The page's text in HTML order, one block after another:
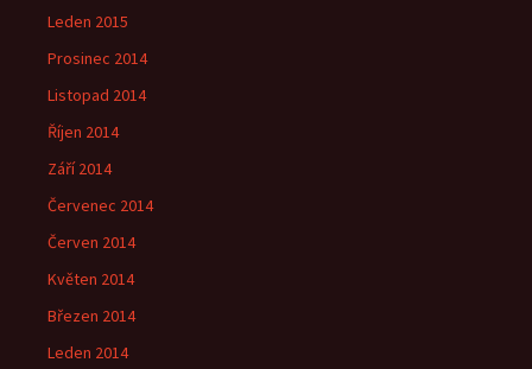
Leden 2015
Prosinec 2014
Listopad 2014
Říjen 2014
Září 2014
Červenec 2014
Červen 2014
Květen 2014
Březen 2014
Leden 2014